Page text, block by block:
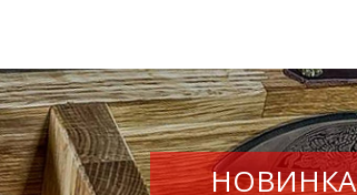
НОВИНКА